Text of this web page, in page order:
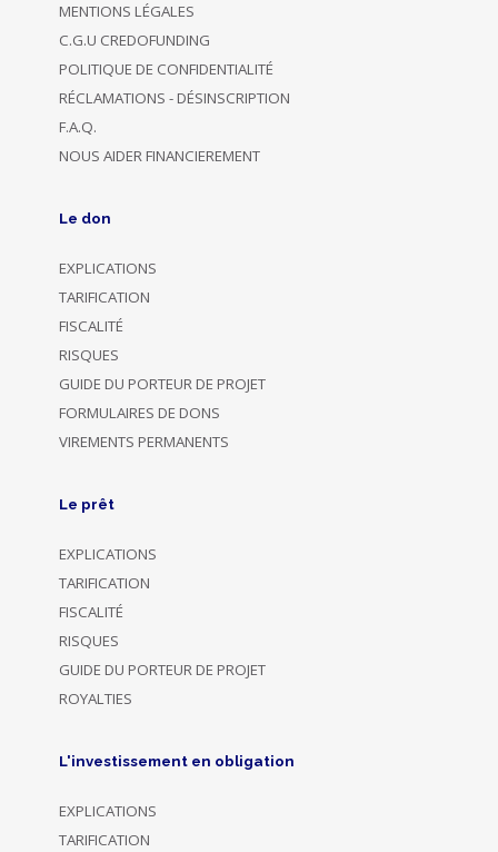
MENTIONS LÉGALES
C.G.U CREDOFUNDING
POLITIQUE DE CONFIDENTIALITÉ
RÉCLAMATIONS - DÉSINSCRIPTION
F.A.Q.
NOUS AIDER FINANCIEREMENT
Le don
EXPLICATIONS
TARIFICATION
FISCALITÉ
RISQUES
GUIDE DU PORTEUR DE PROJET
FORMULAIRES DE DONS
VIREMENTS PERMANENTS
Le prêt
EXPLICATIONS
TARIFICATION
FISCALITÉ
RISQUES
GUIDE DU PORTEUR DE PROJET
ROYALTIES
L'investissement en obligation
EXPLICATIONS
TARIFICATION